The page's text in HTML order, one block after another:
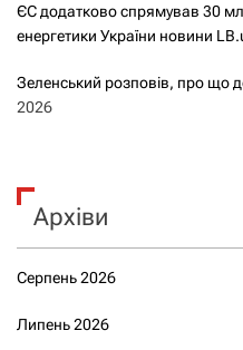
ЄС додатково спрямував 30
енергетики України новини
Зеленський розповів, про що
2026
Архіви
Серпень 2026
Липень 2026